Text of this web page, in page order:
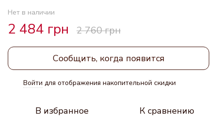
Нет в наличии
2 484 грн 2 760 грн
Сообщить, когда появится
Войти для отображения накопительной скидки
В избранное К сравнению